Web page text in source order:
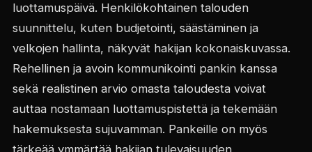
luottamuspäivä. Henkilökohtainen talouden
suunnittelu, kuten budjetointi, säästäminen ja
velkojen hallinta, näkyvät hakijan kokonaiskuvassa.
Rehellinen ja avoin kommunikointi pankin kanssa
sekä realistinen arvio omasta taloudesta voivat
auttaa nostamaan luottamuspistettä ja tekemään
hakemuksesta sujuvamman. Pankeille on myös